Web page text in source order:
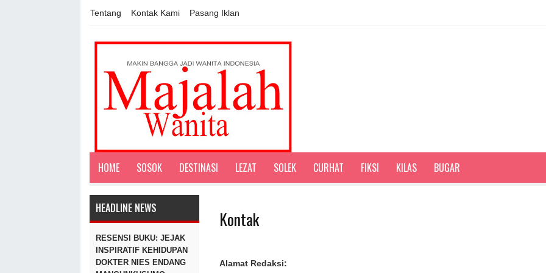
Tentang Kontak Kami Pasang Iklan
HOME SOSOK DESTINASI LEZAT SOLEK CURHAT FIKSI KILAS BUGAR
HEADLINE NEWS
RESENSI BUKU: JEJAK
INSPIRATIF KEHIDUPAN
DOKTER NIES ENDANG
Kontak
Alamat Redaksi: